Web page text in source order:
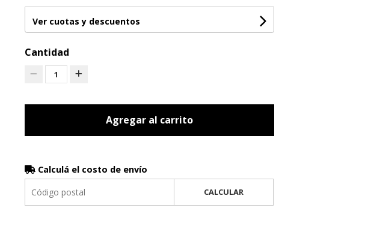
Ver cuotas y descuentos
Cantidad
1
Agregar al carrito
Calculá el costo de envío
CALCULAR